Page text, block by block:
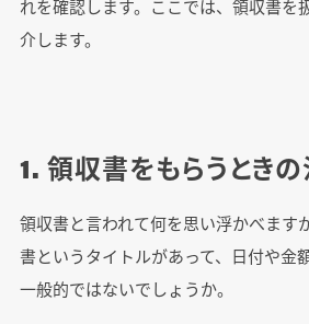
れを確認します。ここでは、領収書を
介します。
1. 領収書をもらうとき
領収書と言われて何を思い浮かべます
書というタイトルがあって、日付や金
一般的ではないでしょうか。